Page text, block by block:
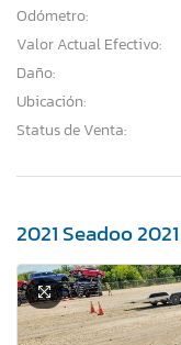
Odómetro:
Valor Actual Efectivo:
Daño:
Ubicación:
Status de Venta:
2021 Seadoo